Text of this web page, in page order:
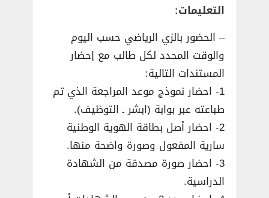
التعليمات:
– الحضور بالزي الرياضي حسب اليوم
والوقت المحدد لكل طالب مع إحضار
المستندات التالية:
1- احضار نموذج موعد المراجعة الذي تم
طباعته عبر بوابة (ابشر ـ التوظيف).
2- احضار أصل بطاقة الهوية الوطنية
سارية المفعول وصورة واضحة منها.
3- احضار صورة مصدقة من الشهادة
الدراسية.